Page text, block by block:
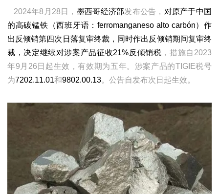
2024年8月28日， 墨西哥经济部发布公告， 对原产于中国
的高碳锰铁（西班牙语：ferromanganeso alto carbón）作
出反倾销第四次日落复审终裁，同时作出反倾销期间复审终
裁，决定继续对涉案产品征收21%反倾销税 ，措施自2023
年9月26日起生效，有效期为五年。涉案产品的TIGIE税号
为7202.11.01和9802.00.13。公告自发布次日起生效。